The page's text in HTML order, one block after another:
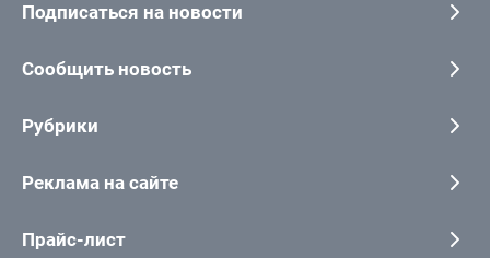
Подписаться на новости
Сообщить новость
Рубрики
Реклама на сайте
Прайс-лист